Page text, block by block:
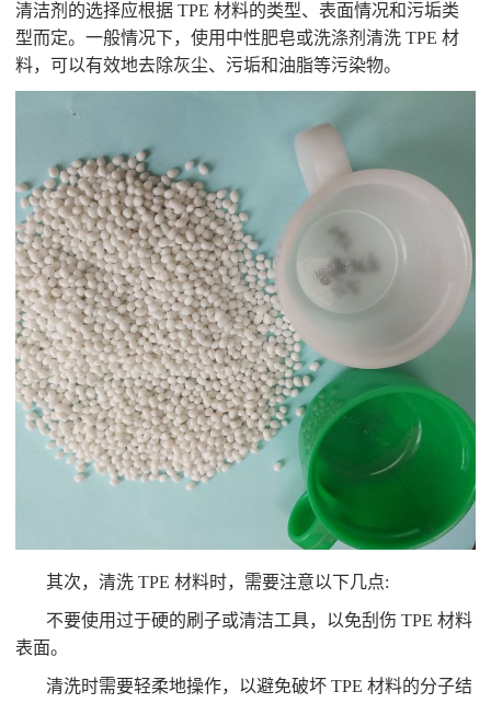
清洁剂的选择应根据 TPE 材料的类型、表面情况和污垢类
型而定。一般情况下，使用中性肥皂或洗涤剂清洗 TPE 材
料，可以有效地去除灰尘、污垢和油脂等污染物。
其次，清洗 TPE 材料时，需要注意以下几点:
不要使用过于硬的刷子或清洁工具，以免刮伤 TPE 材料
表面。
清洗时需要轻柔地操作，以避免破坏 TPE 材料的分子结